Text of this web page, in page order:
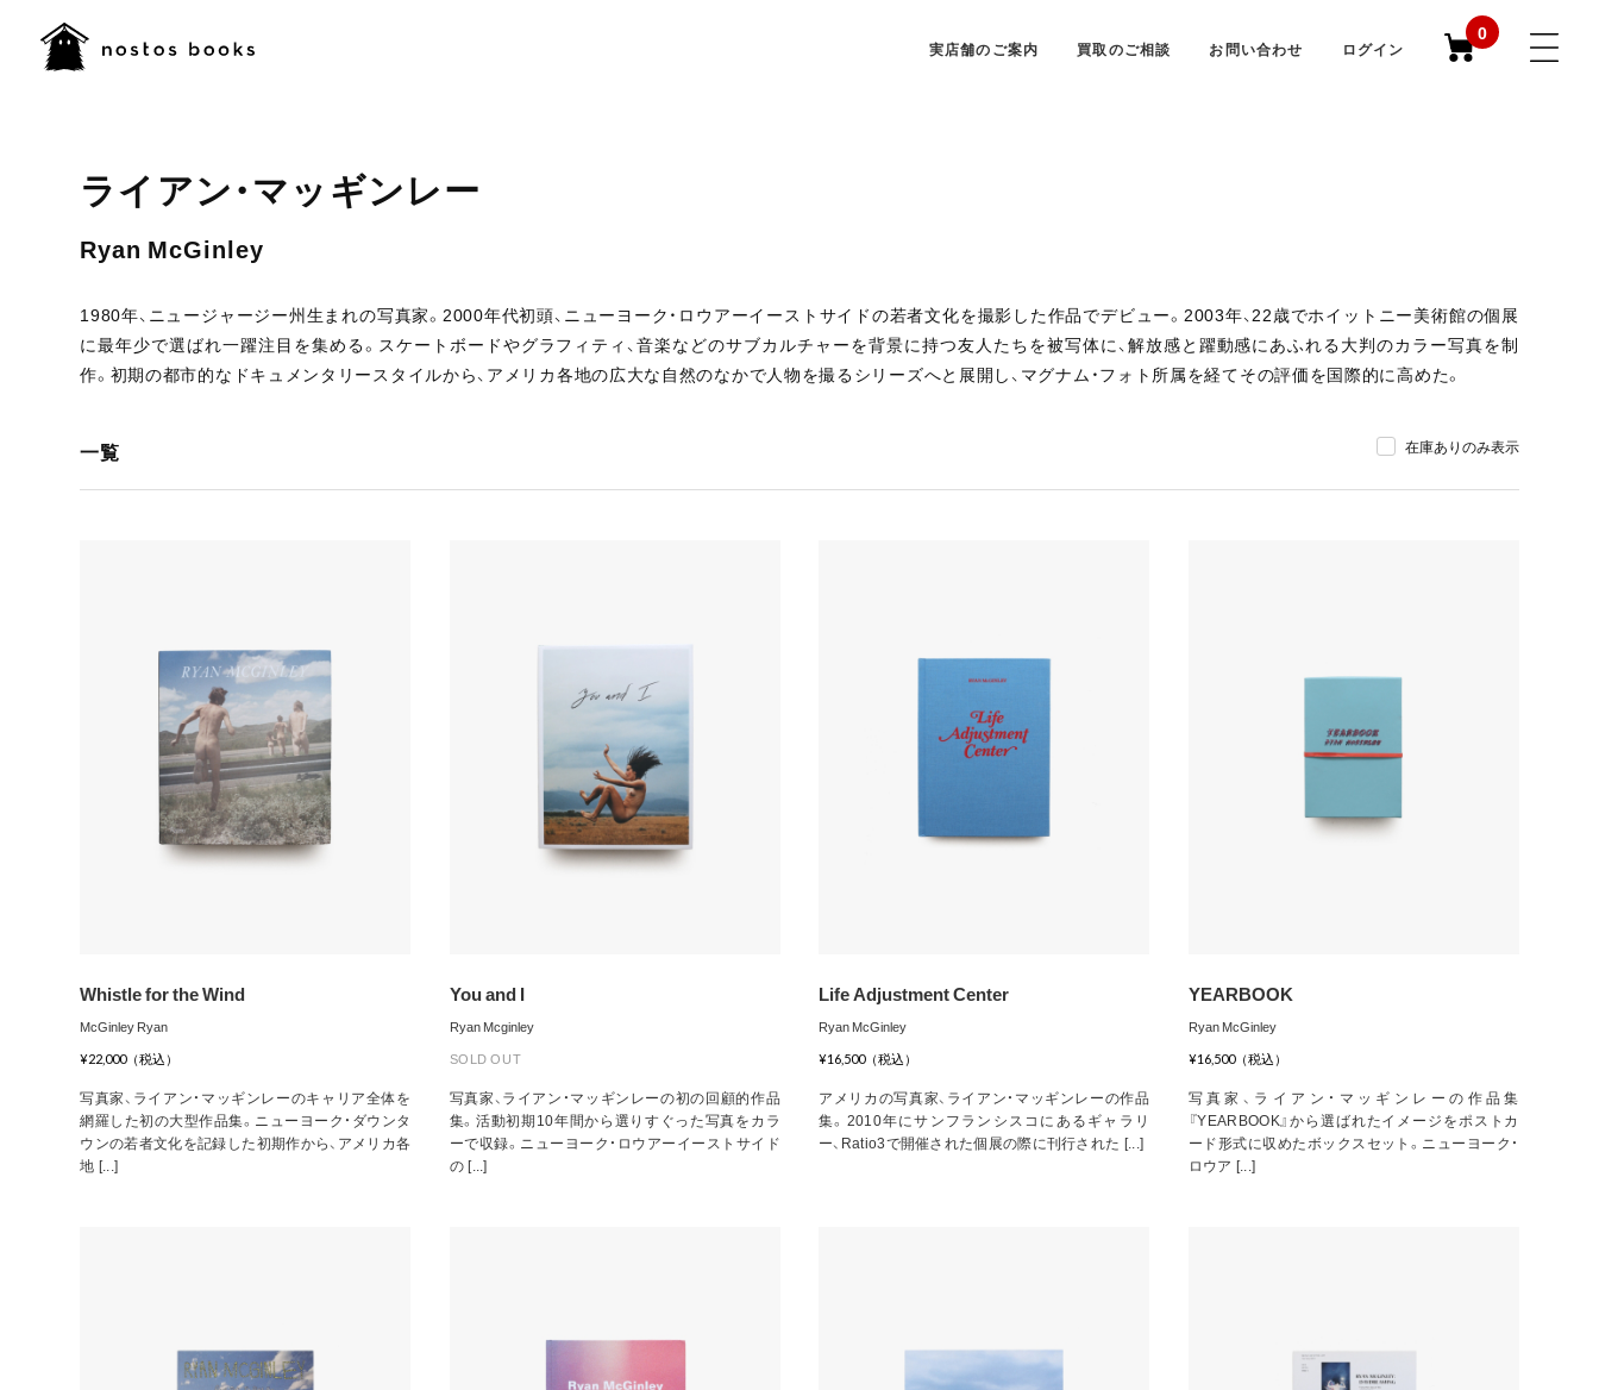
実店舗のご案内 買取のご相談 お問い合わせ ログイン
0
ライアン・マッギンレー
Ryan McGinley
1980年、ニュージャージー州生まれの写真家。2000年代初頭、ニューヨーク・ロウアーイーストサイドの若者文化を撮影した作品でデビュー。2003年、22歳でホイットニー美術館の個展
に最年少で選ばれ一躍注目を集める。スケートボードやグラフィティ、音楽などのサブカルチャーを背景に持つ友人たちを被写体に、解放感と躍動感にあふれる大判のカラー写真を制
作。初期の都市的なドキュメンタリースタイルから、アメリカ各地の広大な自然のなかで人物を撮るシリーズへと展開し、マグナム・フォト所属を経てその評価を国際的に高めた。
一覧 在庫ありのみ表示
Whistle for the Wind
McGinley Ryan
¥22,000（税込）
写真家、ライアン・マッギンレーのキャリア全体を
網羅した初の大型作品集。ニューヨーク・ダウンタ
ウンの若者文化を記録した初期作から、アメリカ各
地 [...]
You and I
Ryan Mcginley
SOLD OUT
写真家、ライアン・マッギンレーの初の回顧的作品
集。活動初期10年間から選りすぐった写真をカラ
ーで収録。ニューヨーク・ロウアーイーストサイド
の [...]
Life Adjustment Center
Ryan McGinley
¥16,500（税込）
アメリカの写真家、ライアン・マッギンレーの作品
集。2010年にサンフランシスコにあるギャラリ
ー、Ratio3で開催された個展の際に刊行された [...]
YEARBOOK
Ryan McGinley
¥16,500（税込）
写真家、ライアン・マッギンレーの作品集
『YEARBOOK』から選ばれたイメージをポストカ
ード形式に収めたボックスセット。ニューヨーク・
ロウア [...]